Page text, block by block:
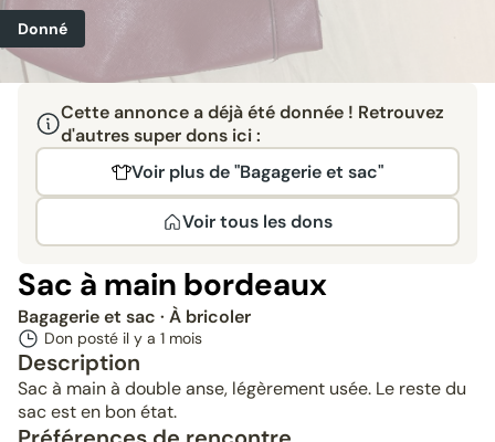
Donné
Cette annonce a déjà été donnée ! Retrouvez
d'autres super dons ici :
Voir plus de "Bagagerie et sac"
Voir tous les dons
Sac à main bordeaux
Bagagerie et sac · À bricoler
Don posté il y a 1 mois
Description
Sac à main à double anse, légèrement usée. Le reste du
sac est en bon état.